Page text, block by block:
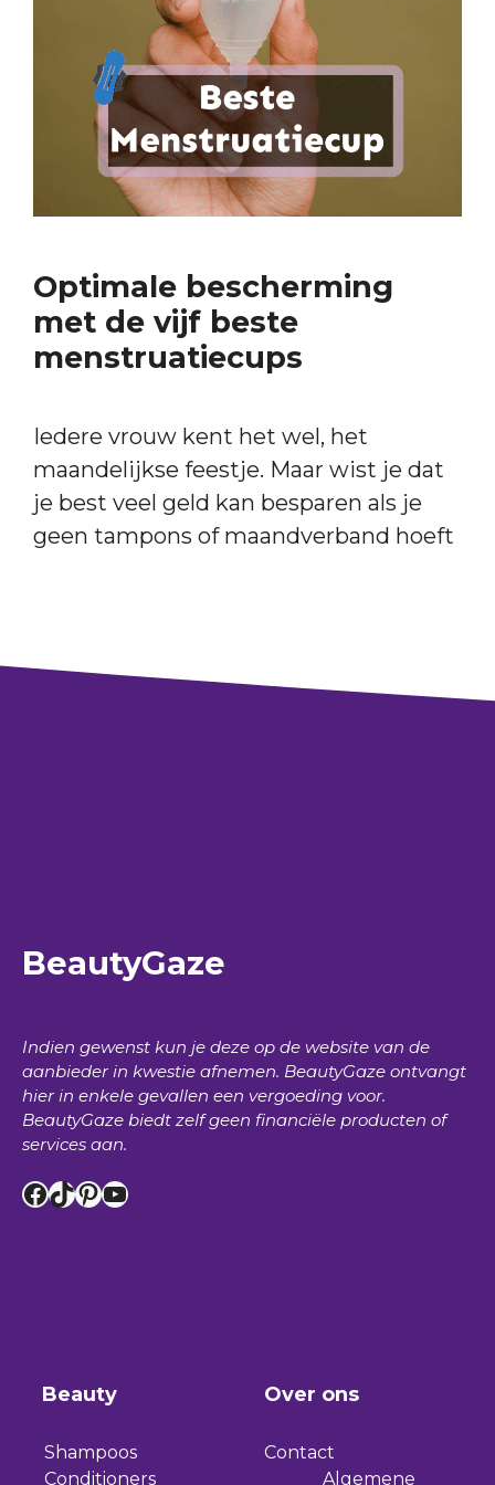
Optimale bescherming
met de vijf beste
menstruatiecups
Iedere vrouw kent het wel, het
maandelijkse feestje. Maar wist je dat
je best veel geld kan besparen als je
geen tampons of maandverband hoeft
BeautyGaze
Indien gewenst kun je deze op de website van de
aanbieder in kwestie afnemen. BeautyGaze ontvangt
hier in enkele gevallen een vergoeding voor.
BeautyGaze biedt zelf geen financiële producten of
services aan.
Facebook
TikTok
Pinterest
YouTube
Beauty
Shampoos
Conditioners
Over ons
Contact
Algemene